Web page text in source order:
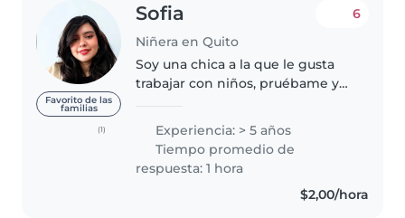
Favorito de las
familias
(1)
Sofia
Niñera en Quito
6
Soy una chica a la que le gusta
trabajar con niños, pruébame y
que vas a poner en mi.
Actualmente estudio para ser
maestra. Soy la mayor de 4
hermanos...
Experiencia: > 5 años
Tiempo promedio de
respuesta: 1 hora
$2,00/hora